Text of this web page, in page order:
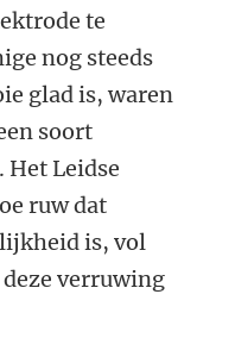
te
nog steeds
glad is, waren
soort
Leidse
ruw dat
is, vol
verruwing